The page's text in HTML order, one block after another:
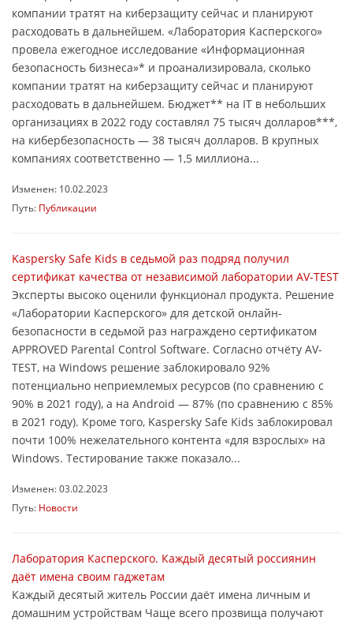
компании тратят на киберзащиту сейчас и планируют
расходовать в дальнейшем. «Лаборатория Касперского»
провела ежегодное исследование «Информационная
безопасность бизнеса»* и проанализировала, сколько
компании тратят на киберзащиту сейчас и планируют
расходовать в дальнейшем. Бюджет** на IT в небольших
организациях в 2022 году составлял 75 тысяч долларов***,
на кибербезопасность — 38 тысяч долларов. В крупных
компаниях соответственно — 1,5 миллиона...
Изменен: 10.02.2023
Путь: Публикации
Kaspersky Safe Kids в седьмой раз подряд получил
сертификат качества от независимой лаборатории AV-TEST
Эксперты высоко оценили функционал продукта. Решение
«Лаборатории Касперского» для детской онлайн-
безопасности в седьмой раз награждено сертификатом
APPROVED Parental Control Software. Согласно отчёту AV-
TEST, на Windows решение заблокировало 92%
потенциально неприемлемых ресурсов (по сравнению с
90% в 2021 году), а на Android ― 87% (по сравнению с 85%
в 2021 году). Кроме того, Kaspersky Safe Kids заблокировал
почти 100% нежелательного контента «для взрослых» на
Windows. Тестирование также показало...
Изменен: 03.02.2023
Путь: Новости
Лаборатория Касперского. Каждый десятый россиянин
даёт имена своим гаджетам
Каждый десятый житель России даёт имена личным и
домашним устройствам Чаще всего прозвища получают